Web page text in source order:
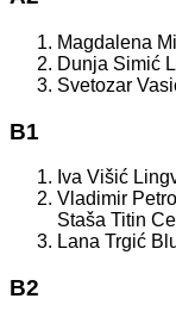
Magdalena
Dunja Simić
Svetozar
B1
Iva Višić
Vladimir
Staša Titin
Lana Trgić
B2